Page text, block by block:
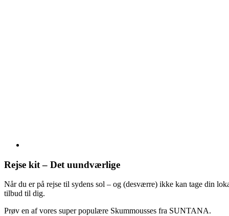
Rejse kit – Det uundværlige
Når du er på rejse til sydens sol – og (desværre) ikke kan tage din
tilbud til dig.
Prøv en af vores super populære Skummousses fra SUNTANA.